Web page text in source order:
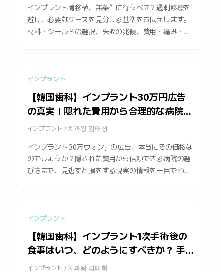
インプラント骨移植、無条件に行うべき？過剰診療を
避け、必要なケースを見分ける基準をお伝えします。
材料・シールドの選択、失敗の兆候、費用・痛み・回
インプラント
【韓国歯科】インプラント30万円広告
の真実！隠れた費用から合理的な病院選
びまで
インプラント / 치과왕 김태형
インプラント30万ウォン」の広告、本当にその価格な
のでしょうか？隠された費用から信頼できる病院の選
び方まで、見逃すと損をする現実の情報を一目でわか
インプラント
【韓国歯科】インプラント1次手術後の
食事はいつ、どのようにすべきか？ 手
術当日の食事から回復期の食事まで完全
インプラント / 치과왕 김태형